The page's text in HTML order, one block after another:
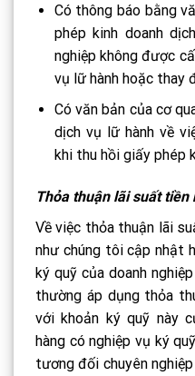
Có thông báo bằng
phép kinh doanh
nghiệp không được
vụ lữ hành hoặc thay
Có văn bản của cơ
dịch vụ lữ hành về
khi thu hồi giấy phép
Thỏa thuận lãi suất tiền
Về việc thỏa thuận lãi
như chúng tôi cập nhật
ký quỹ của doanh
thường áp dụng thỏa
với khoản ký quỹ này
hàng có nghiệp vụ ký
tương đối chuyên